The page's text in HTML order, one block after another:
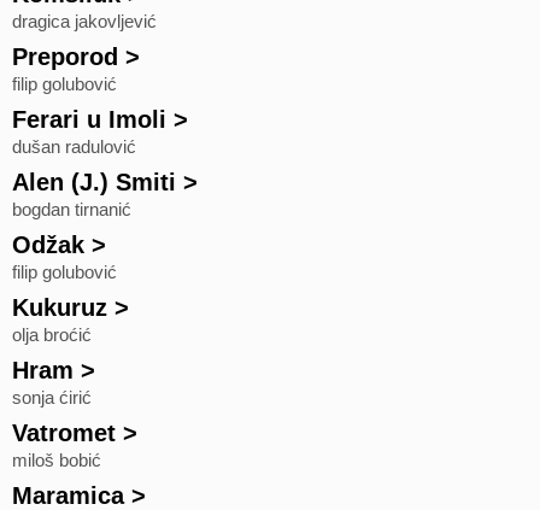
dragica jakovljević
Preporod >
filip golubović
Ferari u Imoli >
dušan radulović
Alen (J.) Smiti >
bogdan tirnanić
Odžak >
filip golubović
Kukuruz >
olja broćić
Hram >
sonja ćirić
Vatromet >
miloš bobić
Maramica>